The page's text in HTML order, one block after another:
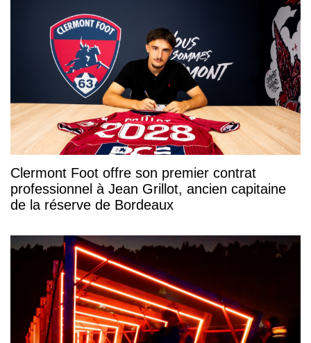
Clermont Foot offre son premier contrat
professionnel à Jean Grillot, ancien capitaine
de la réserve de Bordeaux